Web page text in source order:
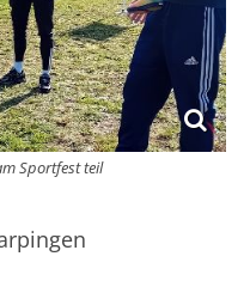
Sportfest teil